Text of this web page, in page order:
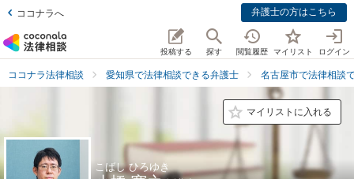
ココナラへ 弁護士の方はこちら
投稿する 探す 閲覧履歴 マイリスト ログイン
ココナラ法律相談 愛知県で法律相談できる弁護士 名古屋市で法律相談
マイリストに入れる
こばし ひろゆき